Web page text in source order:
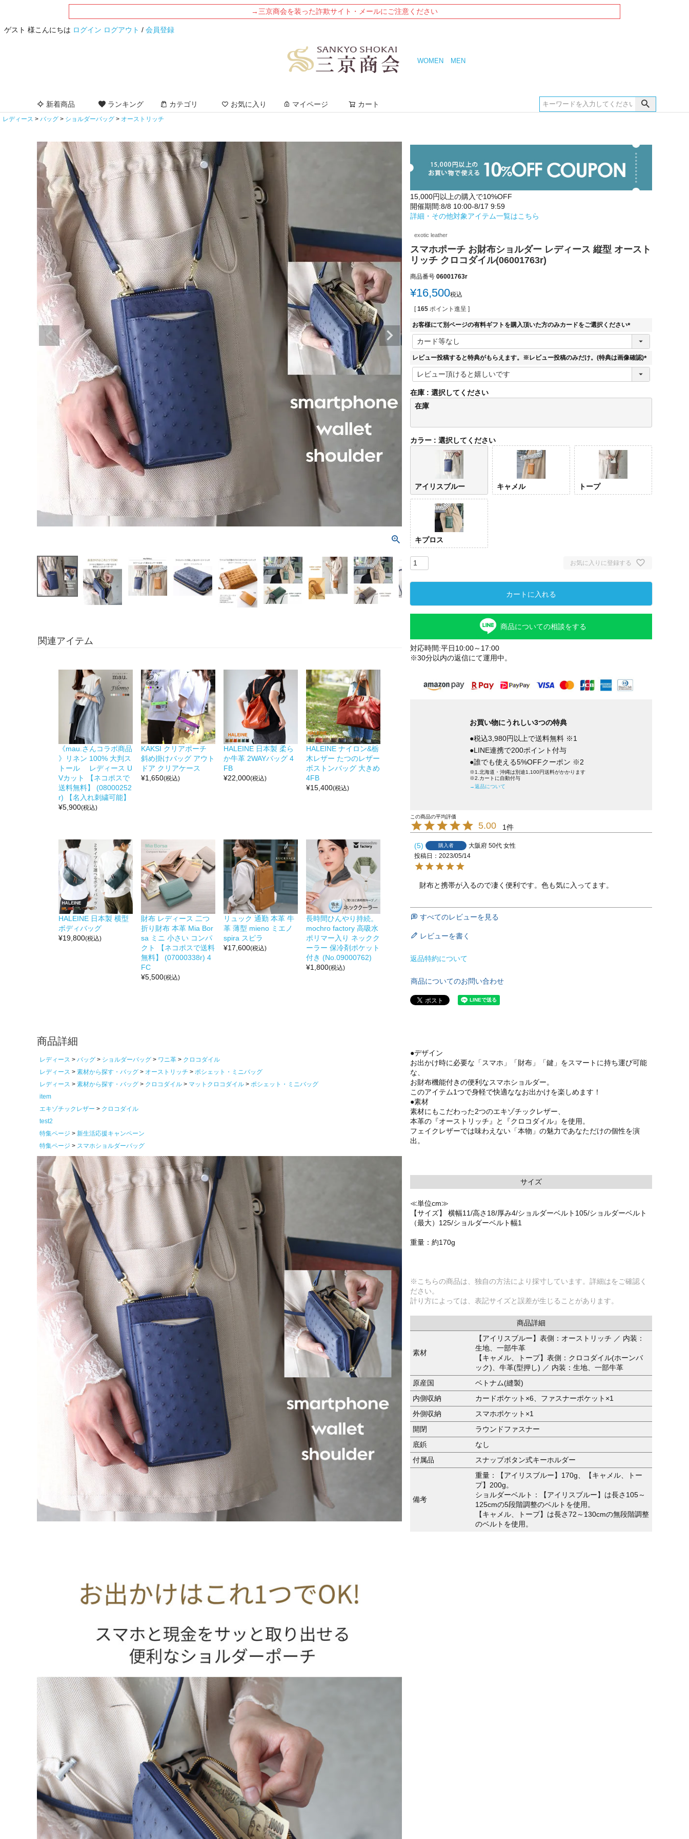
→三京商会を装った詐欺サイト・メールにご注意ください
ゲスト 様こんにちは ログイン ログアウト / 会員登録
WOMEN MEN
新着商品 ランキング カテゴリ お気に入り マイページ カート
レディース バッグ ショルダーバッグ オーストリッチ
関連アイテム
《mau.さんコラボ商品
》リネン 100% 大判ス
トール レディース U
Vカット 【ネコポスで
送料無料】 (08000252
r) 【名入れ刺繍可能】
¥5,900(税込)
KAKSI クリアポーチ
斜め掛けバッグ アウト
ドア クリアケース
¥1,650(税込)
HALEINE 日本製 柔ら
か牛革 2WAYバッグ 4
FB
¥22,000(税込)
HALEINE ナイロン&栃
木レザー たつのレザー
ボストンバッグ 大きめ
4FB
¥15,400(税込)
HALEINE 日本製 横型
ボディバッグ
¥19,800(税込)
財布 レディース 二つ
折り財布 本革 Mia Bor
sa ミニ 小さい コンパ
クト 【ネコポスで送料
無料】 (07000338r) 4
FC
¥5,500(税込)
リュック 通勤 本革 牛
革 薄型 mieno ミエノ
spira スピラ
¥17,600(税込)
長時間ひんやり持続。
mochro factory 高吸水
ポリマー入り ネックク
ーラー 保冷剤ポケット
付き (No.09000762)
¥1,800(税込)
商品詳細
レディース バッグ ショルダーバッグ ワニ革
クロコダイル
レディース
素材から探す・バッグ オーストリッチ
ポシェット・ミニバッグ
レディース
素材から探す・バッグ クロコダイル マットクロコダイル
ポシェット・ミニバッグ
item
エキゾチックレザー
クロコダイル
test2
特集ページ
新生活応援キャンペーン
特集ページ
スマホショルダーバッグ
15,000円以上の購入で10%OFF
開催期間:8/8 10:00-8/17 9:59
詳細・その他対象アイテム一覧はこちら
exotic leather
スマホポーチ お財布ショルダー レディース 縦型 オースト
リッチ クロコダイル(06001763r)
商品番号 06001763r
¥16,500税込
[ 165 ポイント進呈 ]
お客様にて別ページの有料ギフトを購入頂いた方のみカードをご選択ください
(
須
レビュー投稿すると特典がもらえます。※レビュー投稿のみだけ。(特典は画像確認)
(
)
在庫
選択してください
在庫
カラー 選択してください
アイリスブルー キャメル トープ
キプロス
お気に入りに登録する
カートに入れる
商品についての相談をする
対応時間:平日10:00～17:00
※30分以内の返信にて運用中。
お買い物にうれしい3つの特典
●税込3,980円以上で送料無料 ※1
●LINE連携で200ポイント付与
●誰でも使える5%OFFクーポン ※2
※1.北海道・沖縄は別途1,100円送料がかかります
※2.カートに自動付与
→返品について
5.00 1
5 購入者 大阪府 50代 女性
投稿日
2023/05/14
財布と携帯が入るので凄く便利です。色も気に入ってます。
すべてのレビューを見る
レビューを書く
返品特約について
商品についてのお問い合わせ
●デザイン
お出かけ時に必要な「スマホ」「財布」「鍵」をスマートに持ち運び可能
な、
お財布機能付きの便利なスマホショルダー。
このアイテム1つで身軽で快適ななお出かけを楽しめます！
●素材
素材にもこだわった2つのエキゾチックレザー、
本革の『オーストリッチ』と『クロコダイル』を使用。
フェイクレザーでは味わえない「本物」の魅力であなただけの個性を演
出。
サイズ
≪単位cm≫
【サイズ】 横幅11/高さ18/厚み4/ショルダーベルト105/ショルダーベルト
（最大）125/ショルダーベルト幅1
重量：約170g
※こちらの商品は、独自の方法により採寸しています。詳細はをご確認く
ださい。
計り方によっては、表記サイズと誤差が生じることがあります。
商品詳細
素材
【アイリスブルー】表側：オーストリッチ ／ 内装：
生地、一部牛革
【キャメル、トープ】表側：クロコダイル(ホーンバ
ック)、牛革(型押し) ／ 内装：生地、一部牛革
原産国
ベトナム(縫製)
内側収納
カードポケット×6、ファスナーポケット×1
外側収納
スマホポケット×1
開閉
ラウンドファスナー
底鋲
なし
付属品
スナップボタン式キーホルダー
備考
重量：【アイリスブルー】170g、【キャメル、トー
プ】200g。
ショルダーベルト：【アイリスブルー】は長さ105～
125cmの5段階調整のベルトを使用。
【キャメル、トープ】は長さ72～130cmの無段階調整
のベルトを使用。